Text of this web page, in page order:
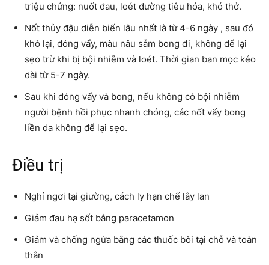
triệu chứng: nuốt đau, loét đường tiêu hóa, khó thở.
Nốt thủy đậu diễn biến lâu nhất là từ 4-6 ngày , sau đó
khô lại, đóng vẩy, màu nâu sẫm bong đi, không để lại
sẹo trừ khi bị bội nhiễm và loét. Thời gian ban mọc kéo
dài từ 5-7 ngày.
Sau khi đóng vẩy và bong, nếu không có bội nhiễm
người bệnh hồi phục nhanh chóng, các nốt vẩy bong
liền da không để lại sẹo.
Điều trị
Nghỉ ngơi tại giường, cách ly hạn chế lây lan
Giảm đau hạ sốt bằng paracetamon
Giảm và chống ngứa bằng các thuốc bôi tại chỗ và toàn
thân